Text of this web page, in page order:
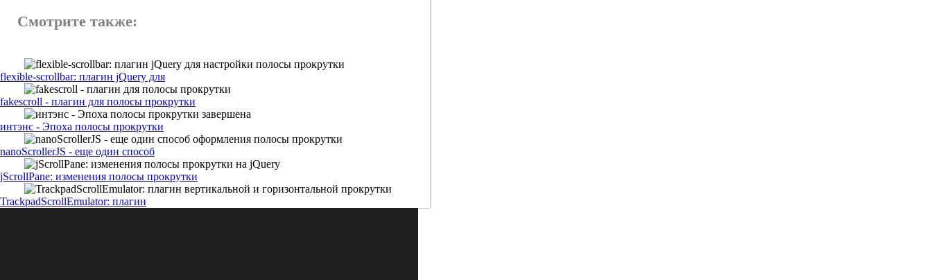
Смотрите также:
flexible-scrollbar: плагин jQuery для
fakescroll - плагин для полосы прокрутки
интэнс - Эпоха полосы прокрутки
nanoScrollerJS - еще один способ
jScrollPane: изменения полосы прокрутки
TrackpadScrollEmulator: плагин